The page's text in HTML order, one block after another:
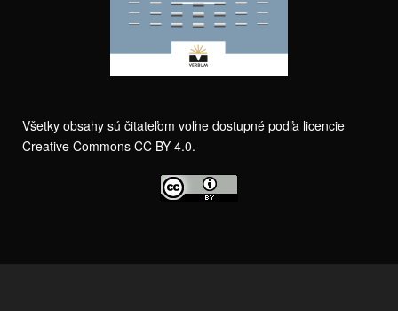
Všetky obsahy sú čitateľom voľne dostupné podľa licencie
Creative Commons CC BY 4.0.